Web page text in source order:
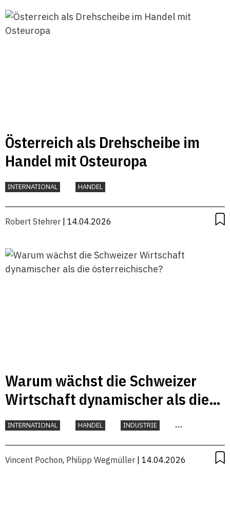
Österreich als Drehscheibe im
Handel mit Osteuropa
INTERNATIONAL HANDEL
Robert Stehrer | 14.04.2026
Warum wächst die Schweizer
Wirtschaft dynamischer als die
österreichische?
INTERNATIONAL HANDEL
INDUSTRIE
Vincent Pochon, Philipp Wegmüller | 14.04.2026